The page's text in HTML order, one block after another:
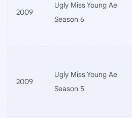
2009
Ugly Miss Young Ae
Season 6
2009
Ugly Miss Young Ae
Season 5